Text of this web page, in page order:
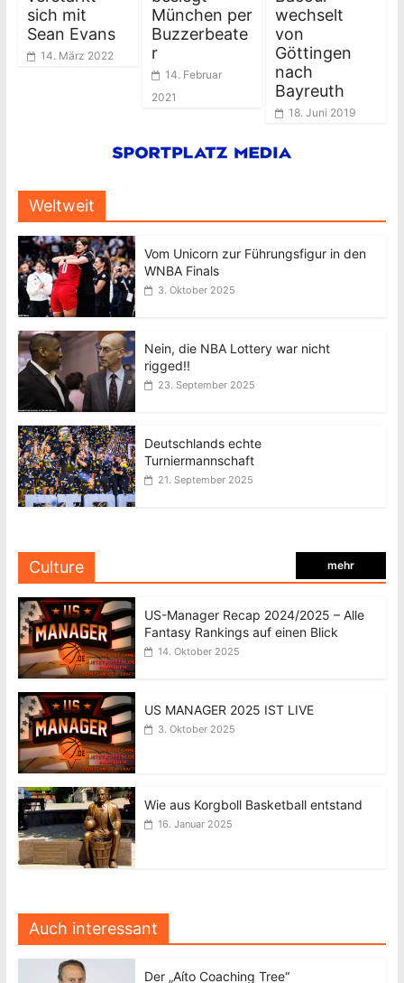
sich mit
Sean Evans
14. März 2022
München per
Buzzerbeate
r
14. Februar
2021
wechselt
von
Göttingen
nach
Bayreuth
18. Juni 2019
Weltweit
Vom Unicorn zur Führungsfigur in den
WNBA Finals
3. Oktober 2025
Nein, die NBA Lottery war nicht
rigged!!
23. September 2025
Deutschlands echte
Turniermannschaft
21. September 2025
Culture mehr
US-Manager Recap 2024/2025 – Alle
Fantasy Rankings auf einen Blick
14. Oktober 2025
US MANAGER 2025 IST LIVE
3. Oktober 2025
Wie aus Korgboll Basketball entstand
16. Januar 2025
Auch interessant
Der „Aíto Coaching Tree“